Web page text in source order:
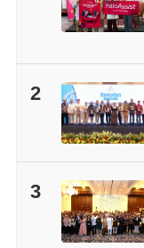
2
3